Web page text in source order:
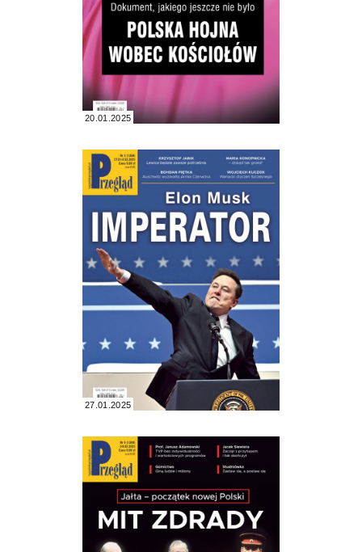
20.01.2025
27.01.2025